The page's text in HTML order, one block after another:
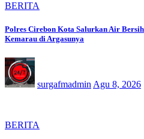
BERITA
Polres Cirebon Kota Salurkan Air
Kemarau di Argasunya
surgafmadmin Agu 8, 2026
BERITA